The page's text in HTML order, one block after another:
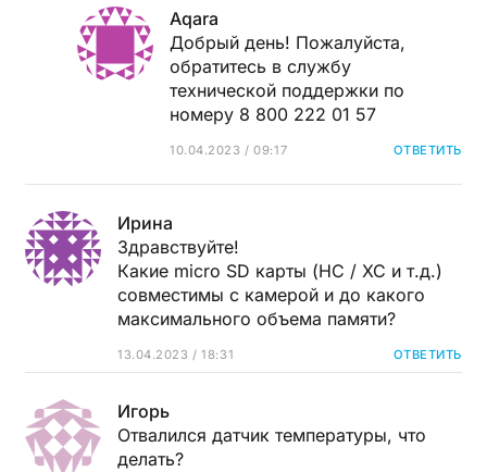
Aqara
Добрый день! Пожалуйста,
обратитесь в службу
технической поддержки по
номеру 8 800 222 01 57
10.04.2023 / 09:17 ОТВЕТИТЬ
Ирина
Здравствуйте!
Какие micro SD карты (HC / XC и т.д.)
совместимы с камерой и до какого
максимального объема памяти?
13.04.2023 / 18:31 ОТВЕТИТЬ
Игорь
Отвалился датчик температуры, что
делать?